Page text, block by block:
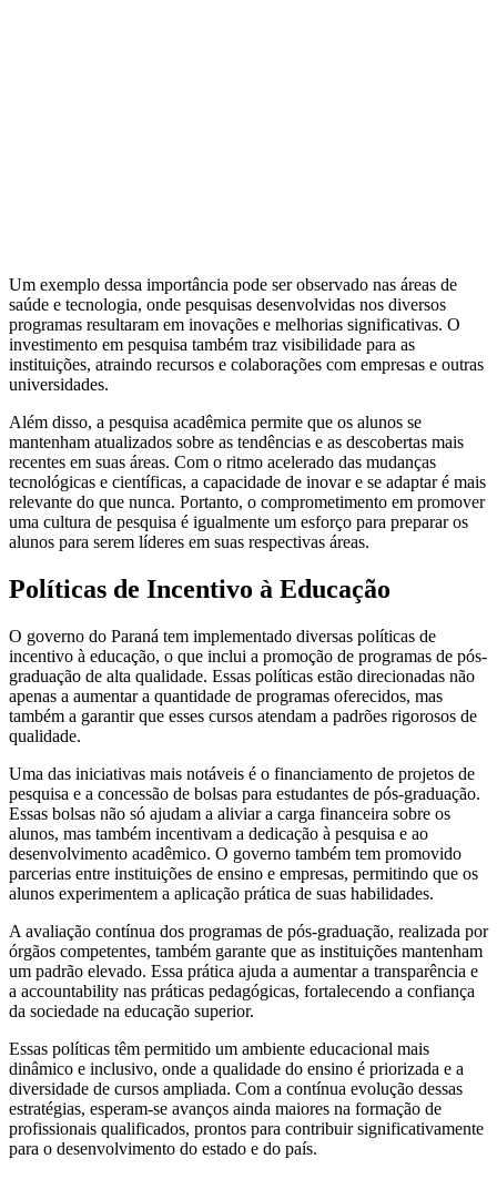
Um exemplo dessa importância pode ser observado nas áreas de
saúde e tecnologia, onde pesquisas desenvolvidas nos diversos
programas resultaram em inovações e melhorias significativas. O
investimento em pesquisa também traz visibilidade para as
instituições, atraindo recursos e colaborações com empresas e outras
universidades.
Além disso, a pesquisa acadêmica permite que os alunos se
mantenham atualizados sobre as tendências e as descobertas mais
recentes em suas áreas. Com o ritmo acelerado das mudanças
tecnológicas e científicas, a capacidade de inovar e se adaptar é mais
relevante do que nunca. Portanto, o comprometimento em promover
uma cultura de pesquisa é igualmente um esforço para preparar os
alunos para serem líderes em suas respectivas áreas.
Políticas de Incentivo à Educação
O governo do Paraná tem implementado diversas políticas de
incentivo à educação, o que inclui a promoção de programas de pós-
graduação de alta qualidade. Essas políticas estão direcionadas não
apenas a aumentar a quantidade de programas oferecidos, mas
também a garantir que esses cursos atendam a padrões rigorosos de
qualidade.
Uma das iniciativas mais notáveis é o financiamento de projetos de
pesquisa e a concessão de bolsas para estudantes de pós-graduação.
Essas bolsas não só ajudam a aliviar a carga financeira sobre os
alunos, mas também incentivam a dedicação à pesquisa e ao
desenvolvimento acadêmico. O governo também tem promovido
parcerias entre instituições de ensino e empresas, permitindo que os
alunos experimentem a aplicação prática de suas habilidades.
A avaliação contínua dos programas de pós-graduação, realizada por
órgãos competentes, também garante que as instituições mantenham
um padrão elevado. Essa prática ajuda a aumentar a transparência e
a accountability nas práticas pedagógicas, fortalecendo a confiança
da sociedade na educação superior.
Essas políticas têm permitido um ambiente educacional mais
dinâmico e inclusivo, onde a qualidade do ensino é priorizada e a
diversidade de cursos ampliada. Com a contínua evolução dessas
estratégias, esperam-se avanços ainda maiores na formação de
profissionais qualificados, prontos para contribuir significativamente
para o desenvolvimento do estado e do país.